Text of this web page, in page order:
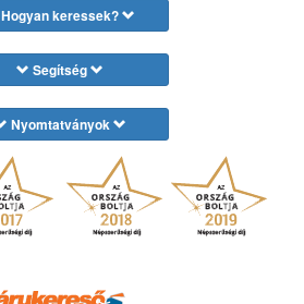
Hogyan keressek?
Segítség
Nyomtatványok